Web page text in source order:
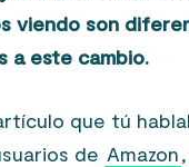
viendo son
a este cambio.
que tú
de Amazon,